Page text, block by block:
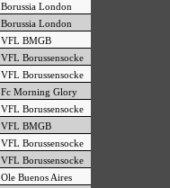
Borussia London
Borussia London
VFL BMGB
VFL Borussensocke
VFL Borussensocke
Fc Morning Glory
VFL Borussensocke
VFL BMGB
VFL Borussensocke
VFL Borussensocke
Ole Buenos Aires